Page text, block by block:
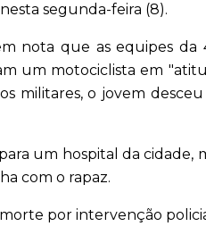
segunda-feira (8).
nota que as equipes da
um motociclista em
militares, o jovem desceu
um hospital da cidade,
com o rapaz.
por intervenção